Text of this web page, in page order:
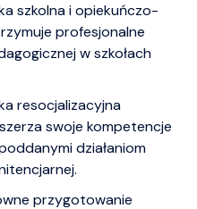
szkolna i opiekuńczo-
profesjonalne
w szkołach
resocjalizacyjna
swoje kompetencje
działaniom
przygotowanie